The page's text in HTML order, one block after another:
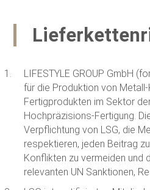
LIFESTYLE GROUP GmbH
für die Produktion von
Fertigprodukten im Sektor
Hochpräzisions-Fertigung.
Verpflichtung von LSG, die
respektieren, jeden Beitrag
Konflikten zu vermeiden und
relevanten UN Sanktionen,